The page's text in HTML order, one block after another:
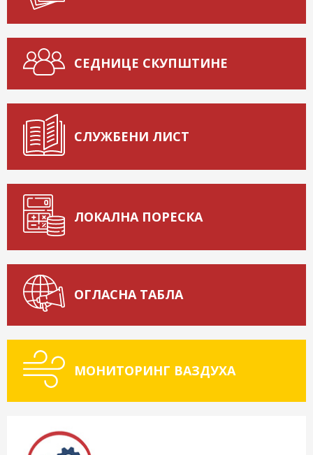
СЕДНИЦЕ СКУПШТИНЕ
СЛУЖБЕНИ ЛИСТ
ЛОКАЛНА ПОРЕСКА
ОГЛАСНА ТАБЛА
МОНИТОРИНГ ВАЗДУХА